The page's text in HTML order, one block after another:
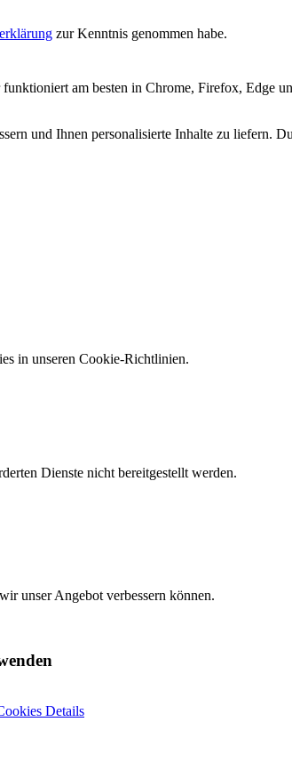
zur Kenntnis genommen habe.
am besten in Chrome, Firefox, Edge
und Ihnen personalisierte Inhalte zu liefern.
in unseren Cookie-Richtlinien.
Dienste nicht bereitgestellt werden.
unser Angebot verbessern können.
Details